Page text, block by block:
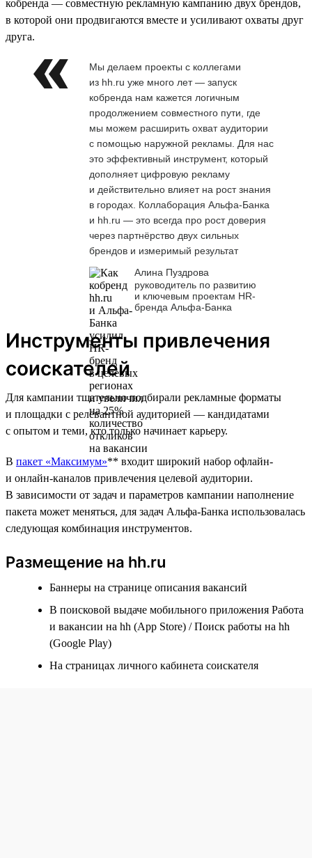
кобренда — совместную рекламную кампанию двух брендов,
в которой они продвигаются вместе и усиливают охваты друг
друга.
Мы делаем проекты с коллегами
из hh.ru уже много лет — запуск
кобренда нам кажется логичным
продолжением совместного пути, где
мы можем расширить охват аудитории
с помощью наружной рекламы. Для нас
это эффективный инструмент, который
дополняет цифровую рекламу
и действительно влияет на рост знания
в городах. Коллаборация Альфа-Банка
и hh.ru — это всегда про рост доверия
через партнёрство двух сильных
брендов и измеримый результат
Алина Пуздрова
руководитель по развитию
и ключевым проектам HR-
бренда Альфа-Банка
Инструменты привлечения
соискателей
Для кампании тщательно подбирали рекламные форматы
и площадки с релевантной аудиторией — кандидатами
с опытом и теми, кто только начинает карьеру.
В пакет «Максимум»** входит широкий набор офлайн-
и онлайн-каналов привлечения целевой аудитории.
В зависимости от задач и параметров кампании наполнение
пакета может меняться, для задач Альфа-Банка использовалась
следующая комбинация инструментов.
Размещение на hh.ru
Баннеры на странице описания вакансий
В поисковой выдаче мобильного приложения Работа
и вакансии на hh (App Store) / Поиск работы на hh
(Google Play)
На страницах личного кабинета соискателя